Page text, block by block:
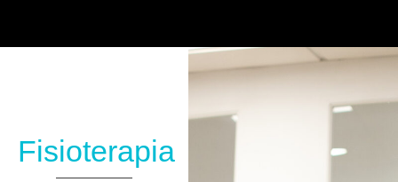
Fisioterapia